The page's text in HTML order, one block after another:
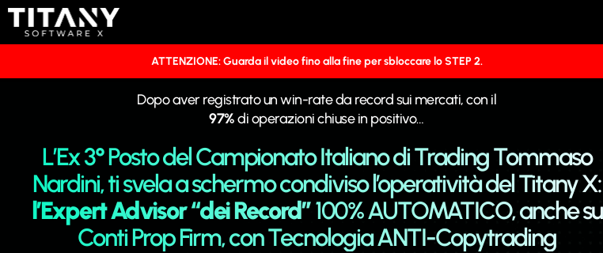
ATTENZIONE: Guarda il video fino alla fine per sbloccare lo STEP 2.
Dopo aver registrato un win-rate da record sui mercati, con il
97%di operazioni chiuse in positivo…
L’Ex 3° Posto del Campionato Italiano di Trading Tommaso
Nardini, ti svela a schermo condiviso l’operatività del Titany X:
l’Expert Advisor “dei Record”100% AUTOMATICO, anche su
Conti Prop Firm, con Tecnologia ANTI-Copytrading